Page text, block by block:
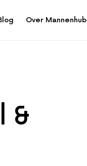
Over Mannenhub
&